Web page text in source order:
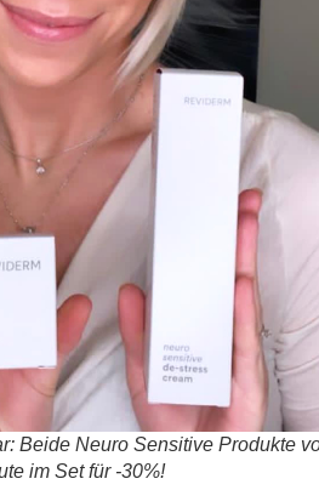
Beide Neuro Sensitive Produkte
im Set für -30%!